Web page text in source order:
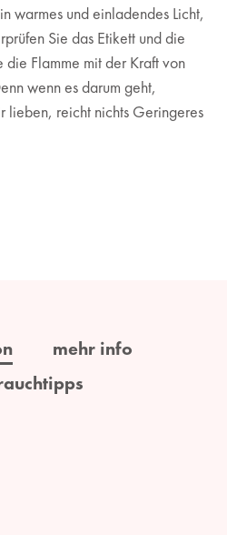
warmes und einladendes Licht,
Sie das Etikett und die
die Flamme mit der Kraft von
wenn es darum geht,
lieben, reicht nichts Geringeres
mehr info